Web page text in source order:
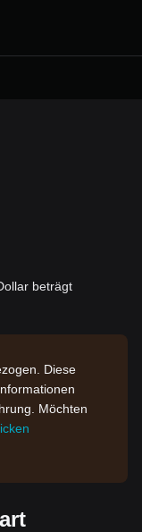
beträgt
Diese
Möchten